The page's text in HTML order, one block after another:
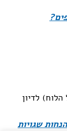
לדיון
שגויות